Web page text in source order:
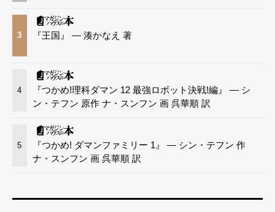
3 『王国』 — 湊かなえ 著
4
『つかめ!理科ダマン 12 最強ロボット決戦!編』 — シ
ン・テフン 原作 ナ・スンフン 画 呉華順 訳
5
『つかめ! ダマンファミリー 1』 — シン・テフン 作
ナ・スンフン 画 呉華順 訳